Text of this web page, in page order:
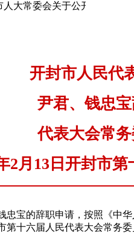
大常委会关于公开征集2026
开封市人民代
尹君、钱忠
代表大会常
年2月13日开封市
宝的辞职申请，按照《中华
第十六届人民代表大会常务